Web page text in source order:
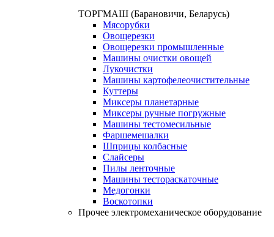
ТОРГМАШ (Барановичи, Беларусь)
Мясорубки
Овощерезки
Овощерезки промышленные
Машины очистки овощей
Лукочистки
Машины картофелеочистительные
Куттеры
Миксеры планетарные
Миксеры ручные погружные
Машины тестомесильные
Фаршемешалки
Шприцы колбасные
Слайсеры
Пилы ленточные
Машины тестораскаточные
Медогонки
Воскотопки
Прочее электромеханическое оборудование